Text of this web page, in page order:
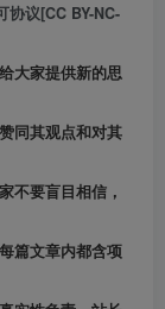
协议[CC BY-NC-
大家提供新的思
同其观点和对其
不要盲目相信，
篇文章内都含项